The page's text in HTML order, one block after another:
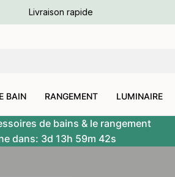
Livraison rapide
BAIN RANGEMENT LUMINAIRE
de bains & le rangement
dans: 3d 13h 59m 42s